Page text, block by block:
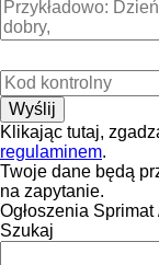
Klikając tutaj,
regulaminem.
Twoje dane będą
na zapytanie.
Ogłoszenia
Szukaj